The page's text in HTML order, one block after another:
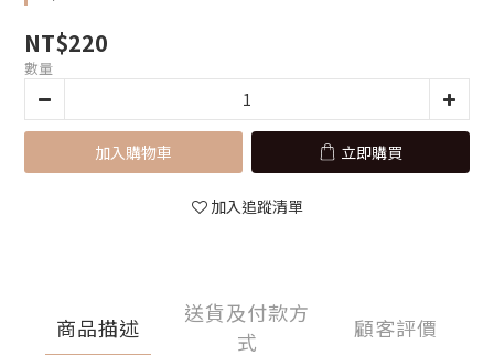
NT$220
數量
加入購物車 立即購買
加入追蹤清單
商品描述
送貨及付款方
式
顧客評價